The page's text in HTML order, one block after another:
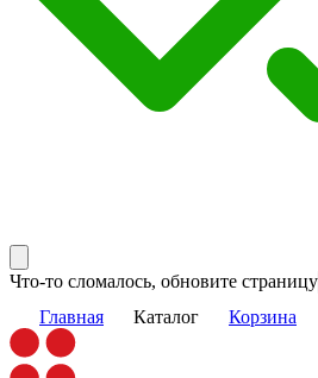
Что-то сломалось, обновите страницу
Главная Каталог Корзина